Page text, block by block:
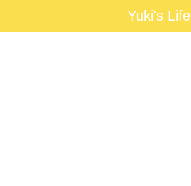
Yuki's LifeYuki's Life